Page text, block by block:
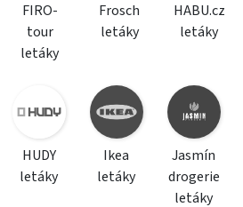
FIRO-
tour
letáky
Frosch
letáky
HABU.cz
letáky
HUDY
letáky
Ikea
letáky
Jasmín
drogerie
letáky